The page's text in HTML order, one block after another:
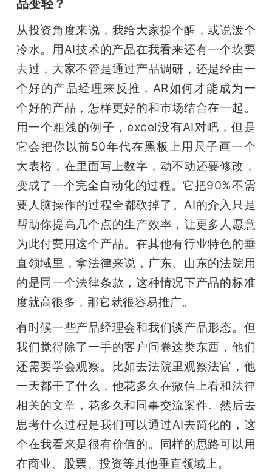
品变轻？
从投资角度来说，我给大家提个醒，或说泼个
冷水。用AI技术的产品在我看来还有一个坎要
去过，大家不管是通过产品调研，还是经由一
个好的产品经理来反推，AR如何才能成为一
个好的产品，怎样更好的和市场结合在一起。
用一个粗浅的例子，excel没有AI对吧，但是
它会把你以前50年代在黑板上用尺子画一个
大表格，在里面写上数字，动不动还要修改，
变成了一个完全自动化的过程。它把90%不需
要人脑操作的过程全都砍掉了。AI的介入只是
帮助你提高几个点的生产效率，让更多人愿意
为此付费用这个产品。在其他有行业特色的垂
直领域里，拿法律来说，广东、山东的法院用
的是同一个法律条款，这种情况下产品的标准
度就高很多，那它就很容易推广。
有时候一些产品经理会和我们谈产品形态。但
我们觉得除了一手的客户问卷这类东西，他们
还需要学会观察。比如去法院里观察法官，他
一天都干了什么，他花多久在微信上看和法律
相关的文章，花多久和同事交流案件。然后去
思考什么过程是我们可以通过AI去简化的，这
个在我看来是很有价值的。同样的思路可以用
在商业、股票、投资等其他垂直领域上。